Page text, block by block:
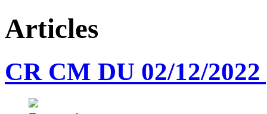
Articles
CR CM DU 02/12/2022